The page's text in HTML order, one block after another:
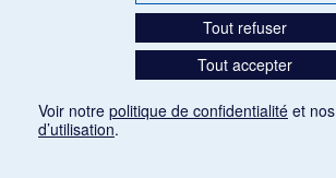
Tout refuser
Tout accepter
Voir notre politique de confidentialité et nos
d’utilisation.